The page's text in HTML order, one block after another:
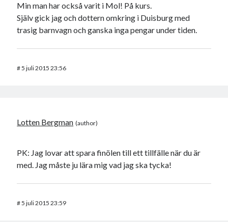
Min man har också varit i Mol! På kurs.
Själv gick jag och dottern omkring i Duisburg med
trasig barnvagn och ganska inga pengar under tiden.
#5 juli 2015 23:56
Lotten Bergman
PK: Jag lovar att spara finölen till ett tillfälle när du är
med. Jag måste ju lära mig vad jag ska tycka!
#5 juli 2015 23:59